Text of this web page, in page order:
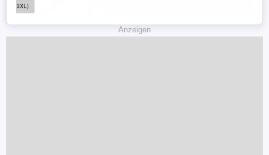
Anzeigen